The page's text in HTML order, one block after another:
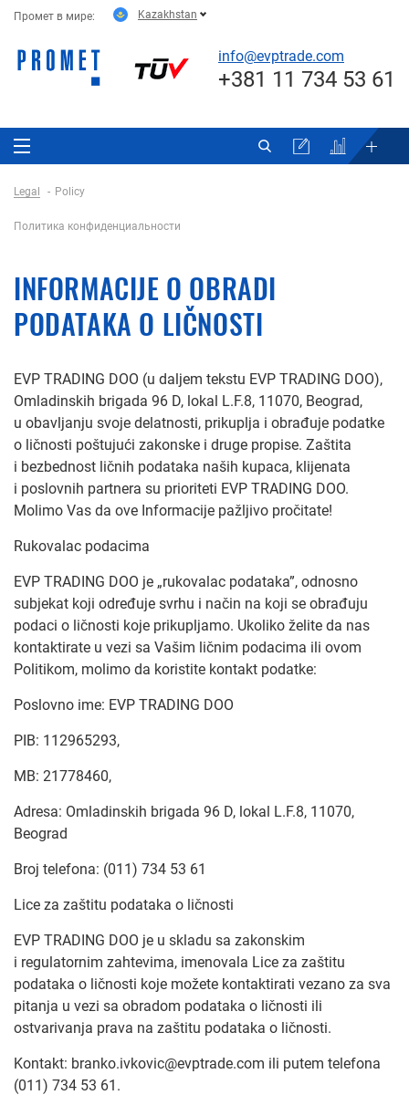
Промет в мире: Kazakhstan
info@evptrade.com
+381 11 734 53 61
Legal Policy
Политика конфиденциальности
INFORMACIJE O OBRADI
PODATAKA O LIČNOSTI
EVP TRADING DOO (u daljem tekstu EVP TRADING DOO),
Omladinskih brigada 96 D, lokal L.F.8, 11070, Beograd,
u obavljanju svoje delatnosti, prikuplja i obrađuje podatke
o ličnosti poštujući zakonske i druge propise. Zaštita
i bezbednost ličnih podataka naših kupaca, klijenata
i poslovnih partnera su prioriteti EVP TRADING DOO.
Molimo Vas da ove Informacije pažljivo pročitate!
Rukovalac podacima
EVP TRADING DOO je „rukovalac podataka”, odnosno
subjekat koji određuje svrhu i način na koji se obrađuju
podaci o ličnosti koje prikupljamo. Ukoliko želite da nas
kontaktirate u vezi sa Vašim ličnim podacima ili ovom
Politikom, molimo da koristite kontakt podatke:
Poslovno ime: EVP TRADING DOO
PIB: 112965293,
MB: 21778460,
Adresa: Omladinskih brigada 96 D, lokal L.F.8, 11070,
Beograd
Broj telefona: (011) 734 53 61
Lice za zaštitu podataka o ličnosti
EVP TRADING DOO je u skladu sa zakonskim
i regulatornim zahtevima, imenovala Lice za zaštitu
podataka o ličnosti koje možete kontaktirati vezano za sva
pitanja u vezi sa obradom podataka o ličnosti ili
ostvarivanja prava na zaštitu podataka o ličnosti.
Kontakt: branko.ivkovic@evptrade.com ili putem telefona
(011) 734 53 61.